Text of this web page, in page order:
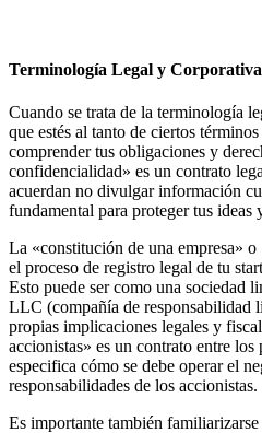
Terminología Legal y Corporativa
Cuando se trata de la terminología
que estés al tanto de ciertos
comprender tus obligaciones y
confidencialidad» es un contrato
acuerdan no divulgar información
fundamental para proteger tus ideas
La «constitución de una empresa»
el proceso de registro legal de tu
Esto puede ser como una sociedad
LLC (compañía de responsabilidad
propias implicaciones legales y
accionistas» es un contrato entre
especifica cómo se debe operar el
responsabilidades de los accionistas.
Es importante también